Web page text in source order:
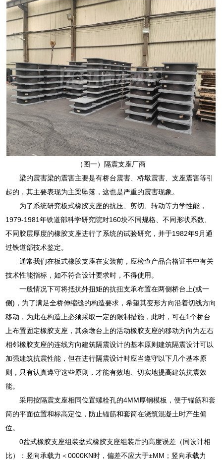
（图一）隔震支座厂商
梁的震害梁的震害主要是有桥台震害、桥墩震害、支座震害等引
起的，其主要表现为主梁坠落，这也是严重的震害现象。
为了系统研究板式橡胶支座的抗压、剪切、转动等力学性能，
1979-1981年铁道部科学研究院对160块不同规格、不同形状系数、
不同胶层厚度的橡胶支座进行了系统的试验研究，并于1982年9月通
过铁道部技术鉴定。
通常我们在板式橡胶支座在安装前，应检查产品合格证书中有关
技术性能指标，如不符合设计要求时，不得使用。
一般情况下可将抵抗外扭矩的抗扭支承布置在两侧桥台上(或一
侧)，为了满足全桥伸缩缝的构造要求，希望其变形方向沿着切线方向
移动，为此在构造上必须采取一定的限制措施，此时，可在1个桥台
上布置固定橡胶支座，其余墩台上的活动橡胶支座的移动方向为左右
相邻橡胶支座的连线方向建筑隔震设计的基本原则建筑隔震设计可以
加强建筑抗震性能，但在进行隔震设计时应当遵守以下几个基本原
则，只有认真遵守这些原则，才能有效地、切实地提高建筑抗震效
能。
采用按隔震支座相同位置螺栓孔的4MM厚钢模板，便于锚筋和套
筒的平面位置和标高定位，防止锚筋和套筒在浇筑混凝土时产生偏
位。
0盆式橡胶支座组装盆式橡胶支座组装后的高度误差（同设计相
比）：竖向承载力＜0000KN时，偏差不应大于±MM；竖向承载力